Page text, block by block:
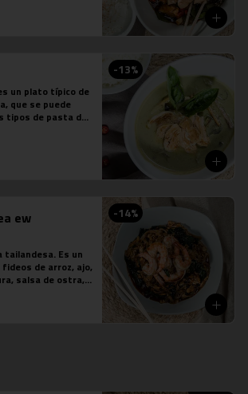
salsa de ostra,
-13%
un plato típico de
que se puede
tipos de pasta de
que
tamarindo y maní
rojo
albahaca
y tomate
cebolla morada y
-14%
ew
tailandesa. Es un
de arroz, ajo,
salsa de ostra,
sobre la base